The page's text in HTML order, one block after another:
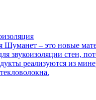
Шуманет – это новые
звукоизоляции стен,
реализуются из